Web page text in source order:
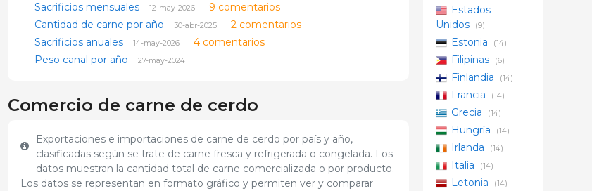
Sacrificios mensuales
12-may-2026
9 comentarios
Cantidad de carne por año
30-abr-2025
2 comentarios
Sacrificios anuales
14-may-2026
4 comentarios
Peso canal por año
27-may-2024
Comercio de carne de cerdo
Exportaciones e importaciones de carne de cerdo por país y año,
clasificadas según se trate de carne fresca y refrigerada o congelada. Los
datos muestran la cantidad total de carne comercializada o por producto.
Los datos se representan en formato gráfico y permiten ver y comparar
Estados
Unidos
(9)
Estonia (14)
Filipinas (6)
Finlandia (14)
Francia (14)
Grecia (14)
Hungría (14)
Irlanda (14)
Italia (14)
Letonia (14)